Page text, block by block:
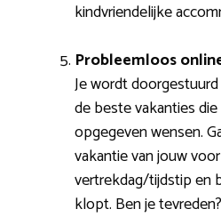
kindvriendelijke
Probleemloos
Je wordt
de beste vakanties
opgegeven wensen.
vakantie van jouw
vertrekdag/tijdstip en
klopt. Ben je